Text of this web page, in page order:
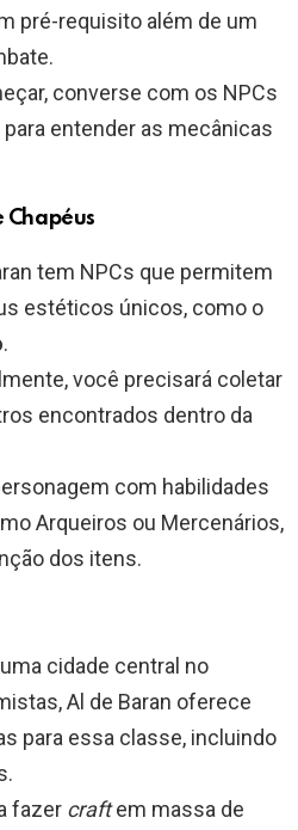
pré-requisito além de um
converse com os NPCs
para entender as mecânicas
Chapéus
tem NPCs que permitem
estéticos únicos, como o
.
você precisará coletar
encontrados dentro da
com habilidades
Arqueiros ou Mercenários,
dos itens.
cidade central no
Al de Baran oferece
para essa classe, incluindo
fazer craftem massa de